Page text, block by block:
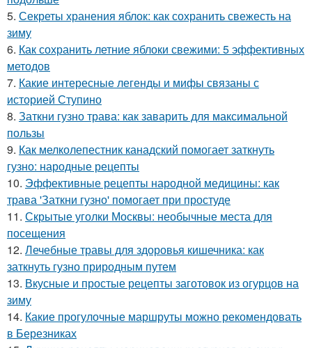
5. Секреты хранения яблок: как сохранить свежесть на
зиму
6. Как сохранить летние яблоки свежими: 5 эффективных
методов
7. Какие интересные легенды и мифы связаны с
историей Ступино
8. Заткни гузно трава: как заварить для максимальной
пользы
9. Как мелколепестник канадский помогает заткнуть
гузно: народные рецепты
10. Эффективные рецепты народной медицины: как
трава 'Заткни гузно' помогает при простуде
11. Скрытые уголки Москвы: необычные места для
посещения
12. Лечебные травы для здоровья кишечника: как
заткнуть гузно природным путем
13. Вкусные и простые рецепты заготовок из огурцов на
зиму
14. Какие прогулочные маршруты можно рекомендовать
в Березниках